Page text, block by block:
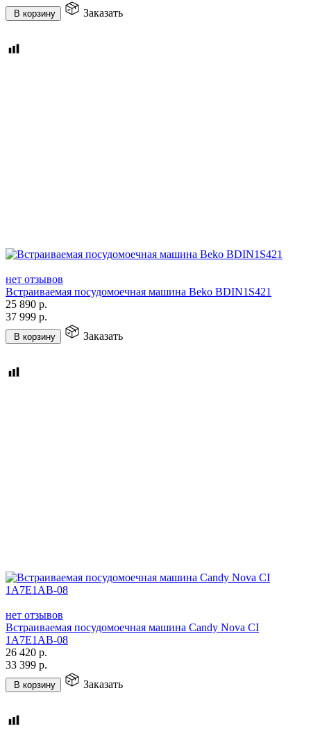
В корзину Заказать
нет отзывов
Встраиваемая посудомоечная машина Beko BDIN1S421
25 890 р.
37 999 р.
В корзину Заказать
нет отзывов
Встраиваемая посудомоечная машина Candy Nova CI
1A7E1AB-08
26 420 р.
33 399 р.
В корзину Заказать